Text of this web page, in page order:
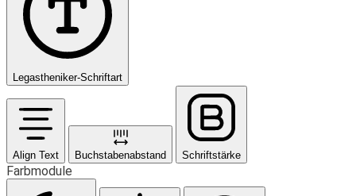
Legastheniker-Schriftart
Align Text Buchstabenabstand Schriftstärke
Farbmodule